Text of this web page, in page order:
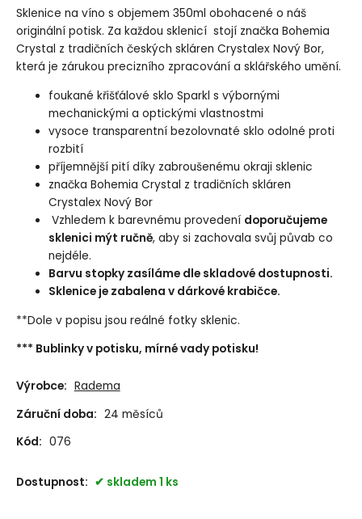
Sklenice na víno s objemem 350ml obohacené o náš
originální potisk. Za každou sklenicí stojí značka Bohemia
Crystal z tradičních českých skláren Crystalex Nový Bor,
která je zárukou precizního zpracování a sklářského umění.
foukané křišťálové sklo Sparkl s výbornými
mechanickými a optickými vlastnostmi
vysoce transparentní bezolovnaté sklo odolné proti
rozbití
příjemnější pití díky zabroušenému okraji sklenic
značka Bohemia Crystal z tradičních skláren
Crystalex Nový Bor
Vzhledem k barevnému provedení doporučujeme
sklenici mýt ručně, aby si zachovala svůj půvab co
nejdéle.
Barvu stopky zasíláme dle skladové dostupnosti.
Sklenice je zabalena v dárkové krabičce.
**Dole v popisu jsou reálné fotky sklenic.
*** Bublinky v potisku, mírné vady potisku!
Výrobce: Radema
Záruční doba: 24 měsíců
Kód: 076
Dostupnost: skladem 1 ks